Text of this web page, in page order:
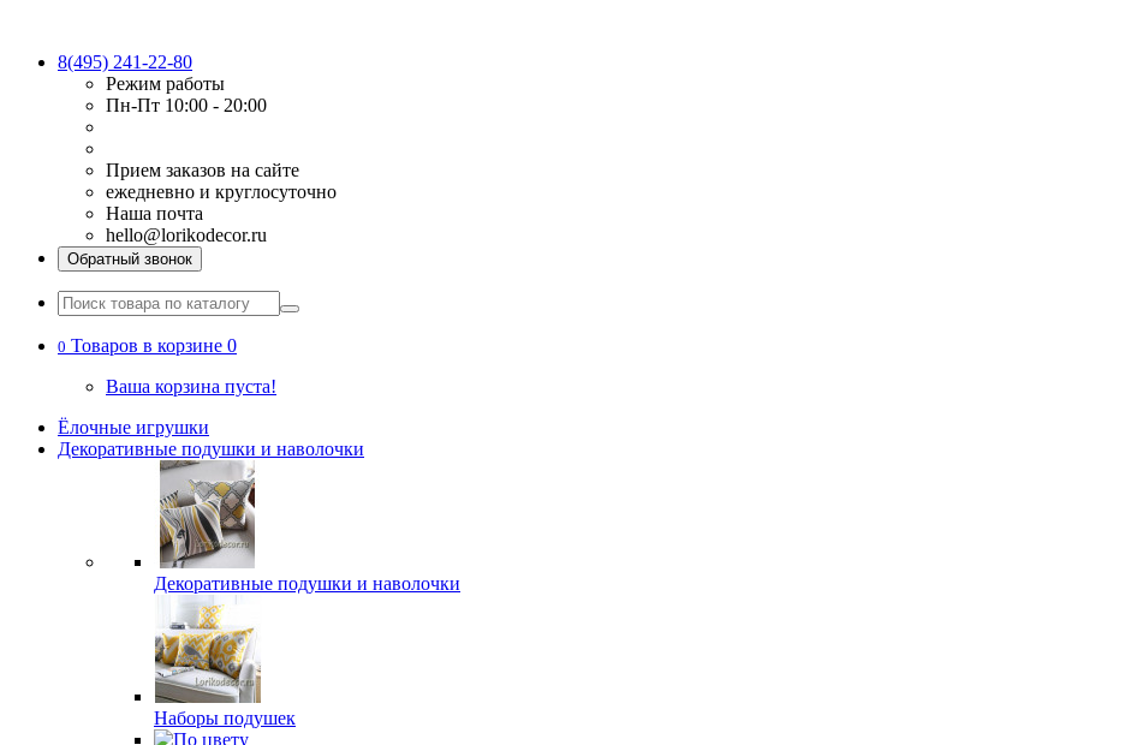
8(495) 241-22-80
Режим работы
Пн-Пт 10:00 - 20:00
Прием заказов на сайте
ежедневно и круглосуточно
Наша почта
hello@lorikodecor.ru
Обратный звонок
0 Товаров в корзине 0
Ваша корзина пуста!
Ёлочные игрушки
Декоративные подушки и наволочки
Декоративные подушки и наволочки
Наборы подушек